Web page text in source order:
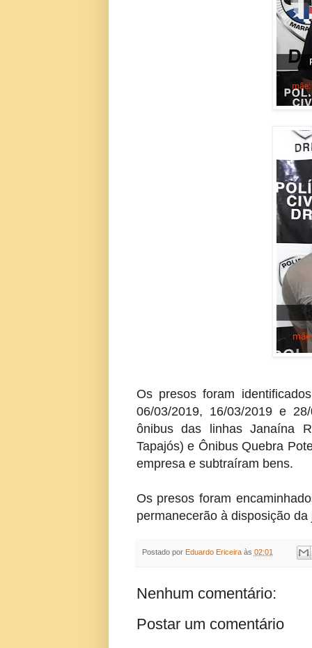
Os presos foram
06/03/2019, 16/03/2019 e
ônibus das linhas Janaína
Tapajós) e Ônibus Quebra
empresa e subtraíram bens.
Os presos foram
permanecerão à disposição da
Postado por Eduardo Ericeira às 02:01
Nenhum comentário:
Postar um comentário